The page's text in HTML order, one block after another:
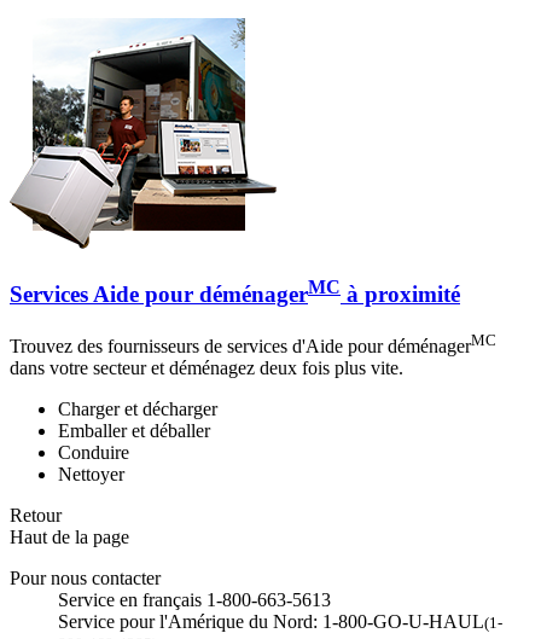
Services Aide pour déménagerMC à proximité
Trouvez des fournisseurs de services d'Aide pour déménagerMC
dans votre secteur et déménagez deux fois plus vite.
Charger et décharger
Emballer et déballer
Conduire
Nettoyer
Retour
Haut de la page
Pour nous contacter
Service en français 1-800-663-5613
Service pour l'Amérique du Nord: 1-800-GO-U-HAUL(1-